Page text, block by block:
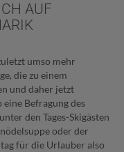
AUF
umso mehr
die zu einem
und daher jetzt
eine Befragung des
den Tages-Skigästen
oder der
für die Urlauber also